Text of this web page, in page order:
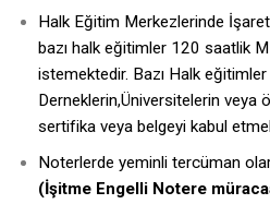
Halk Eğitim Merkezlerinde
bazı halk eğitimler 120 saatlik
istemektedir. Bazı Halk eğitimler
Derneklerin,Üniversitelerin veya
sertifika veya belgeyi kabul
Noterlerde yeminli tercüman
(İşitme Engelli Notere